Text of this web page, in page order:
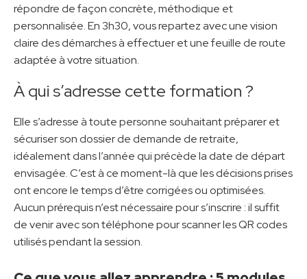
répondre de façon concrète, méthodique et
personnalisée. En 3h30, vous repartez avec une vision
claire des démarches à effectuer et une feuille de route
adaptée à votre situation.
À qui s’adresse cette formation ?
Elle s’adresse à toute personne souhaitant préparer et
sécuriser son dossier de demande de retraite,
idéalement dans l’année qui précède la date de départ
envisagée. C’est à ce moment-là que les décisions prises
ont encore le temps d’être corrigées ou optimisées.
Aucun prérequis n’est nécessaire pour s’inscrire : il suffit
de venir avec son téléphone pour scanner les QR codes
utilisés pendant la session.